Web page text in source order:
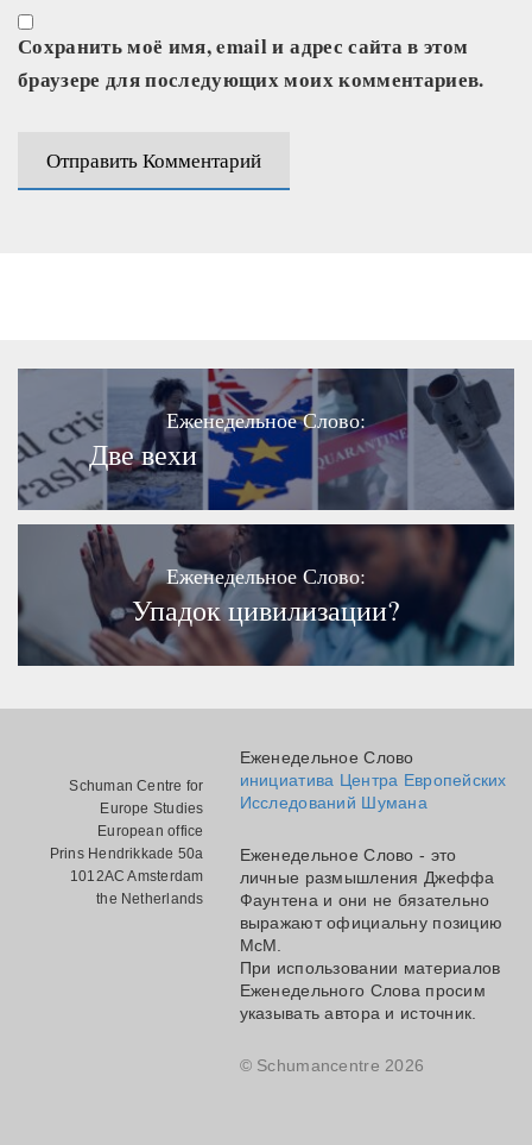
Сохранить моё имя, email и адрес сайта в этом
браузере для последующих моих комментариев.
Еженедельное Слово:
Две вехи
Еженедельное Слово:
Упадок цивилизации?
Schuman Centre for
Europe Studies
European office
Prins Hendrikkade 50a
1012AC Amsterdam
the Netherlands
Еженедельное Слово
инициатива Центра Европейских
Исследований Шумана
Еженедельное Слово - это
личные размышления Джеффа
Фаунтена и они не бязательно
выражают официальну позицию
МсМ.
При использовании материалов
Еженедельного Слова просим
указывать автора и источник.
© Schumancentre 2026